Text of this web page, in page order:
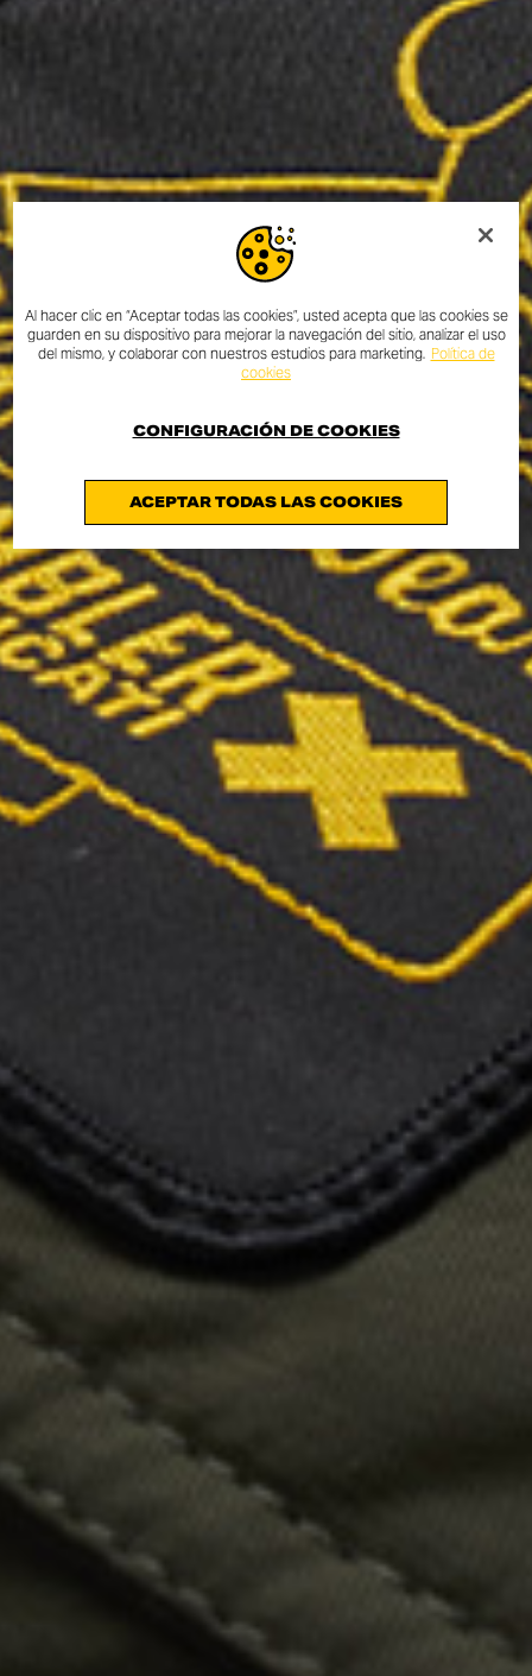
Al hacer clic en “Aceptar todas las cookies”, usted acepta que las cookies se
guarden en su dispositivo para mejorar la navegación del sitio, analizar el uso
del mismo, y colaborar con nuestros estudios para marketing. Política de
cookies
ACEPTAR TODAS LAS COOKIES
CONFIGURACIÓN DE COOKIES